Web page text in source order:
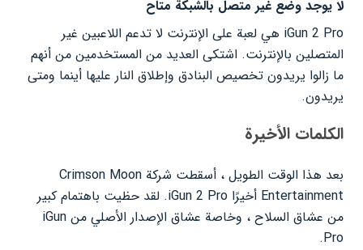
لا يوجد وضع غير متصل بالشبكة متاح
iGun 2 Pro هي لعبة على الإنترنت لا تدعم اللاعبين غير
المتصلين بالإنترنت. اشتكى العديد من المستخدمين من أنهم
ما زالوا يريدون تخصيص البنادق وإطلاق النار عليها أينما ومتى
يريدون.
الكلمات الأخيرة
بعد هذا الوقت الطويل ، أسقطت شركة Crimson Moon
Entertainment أخيرًا iGun 2 Pro. لقد حظيت باهتمام كبير
من عشاق السلاح ، وخاصة عشاق الإصدار الأصلي من iGun
Pro.